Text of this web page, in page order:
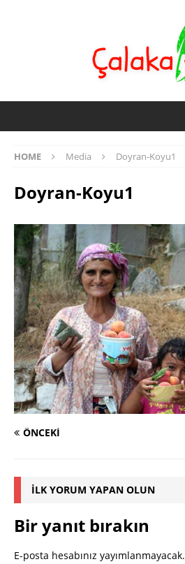
HOME Media Doyran-Koyu1
Doyran-Koyu1
ÖNCEKI
İLK YORUM YAPAN OLUN
Bir yanıt bırakın
E-posta hesabınız yayımlanmayacak.